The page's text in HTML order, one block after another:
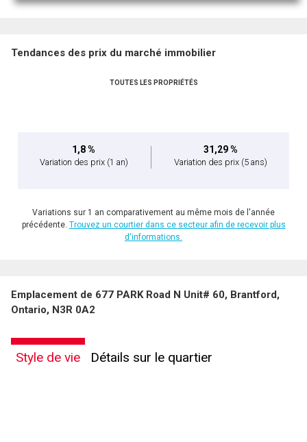
Tendances des prix du marché immobilier
TOUTES LES PROPRIÉTÉS
1,8 %
Variation des prix (1 an)
31,29 %
Variation des prix (5 ans)
Variations sur 1 an comparativement au même mois de l'année
précédente. Trouvez un courtier dans ce secteur afin de recevoir plus
d'informations.
Emplacement de 677 PARK Road N Unit# 60, Brantford,
Ontario, N3R 0A2
Style de vie Détails sur le quartier